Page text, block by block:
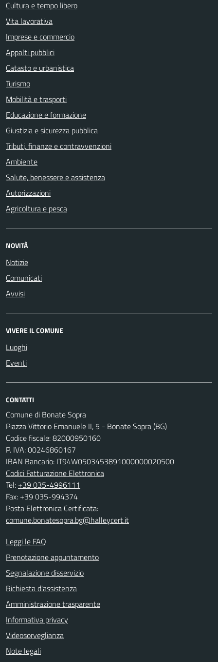
Cultura e tempo libero
Vita lavorativa
Imprese e commercio
Appalti pubblici
Catasto e urbanistica
Turismo
Mobilità e trasporti
Educazione e formazione
Giustizia e sicurezza pubblica
Tributi, finanze e contravvenzioni
Ambiente
Salute, benessere e assistenza
Autorizzazioni
Agricoltura e pesca
NOVITÀ
Notizie
Comunicati
Avvisi
VIVERE IL COMUNE
Luoghi
Eventi
CONTATTI
Comune di Bonate Sopra
Piazza Vittorio Emanuele II, 5 - Bonate Sopra (BG)
Codice fiscale: 82000950160
P. IVA: 00246860167
IBAN Bancario: IT94W0503453891000000020500
Codici Fatturazione Elettronica
Tel: +39 035-4996111
Fax: +39 035-994374
Posta Elettronica Certificata:
comune.bonatesopra.bg@halleycert.it
Leggi le FAQ
Prenotazione appuntamento
Segnalazione disservizio
Richiesta d'assistenza
Amministrazione trasparente
Informativa privacy
Videosorveglianza
Note legali